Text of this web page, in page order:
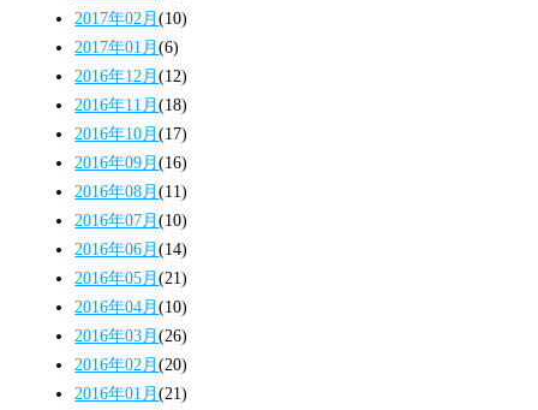
2017年02月(10)
2017年01月(6)
2016年12月(12)
2016年11月(18)
2016年10月(17)
2016年09月(16)
2016年08月(11)
2016年07月(10)
2016年06月(14)
2016年05月(21)
2016年04月(10)
2016年03月(26)
2016年02月(20)
2016年01月(21)